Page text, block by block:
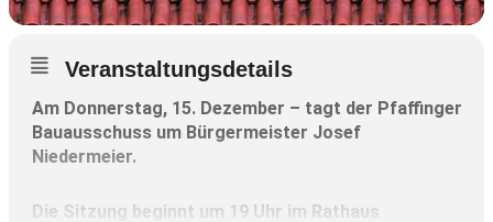
Veranstaltungsdetails
Am Donnerstag, 15. Dezember – tagt der Pfaffinger
Bauausschuss um Bürgermeister Josef
Niedermeier.
Die Sitzung beginnt um 19 Uhr im Rathaus